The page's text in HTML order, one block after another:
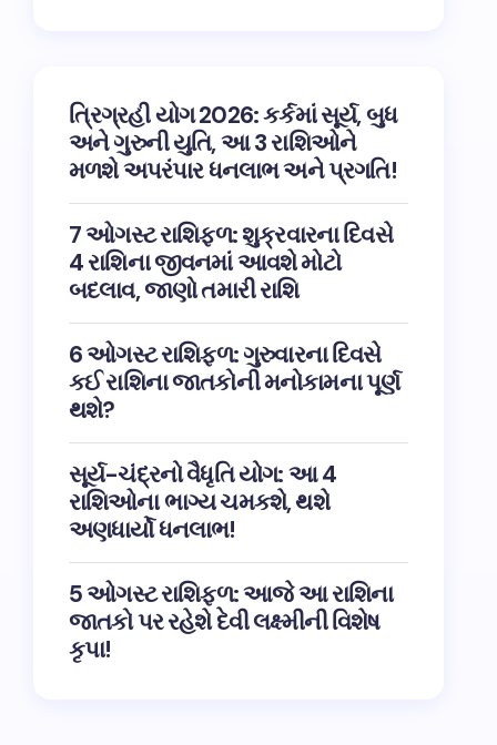
ત્રિગ્રહી યોગ 2026: કર્કમાં સૂર્ય, બુધ
અને ગુરુની યુતિ, આ 3 રાશિઓને
મળશે અપરંપાર ધનલાભ અને પ્રગતિ!
7 ઓગસ્ટ રાશિફળ: શુક્રવારના દિવસે
4 રાશિના જીવનમાં આવશે મોટો
બદલાવ, જાણો તમારી રાશિ
6 ઓગસ્ટ રાશિફળ: ગુરુવારના દિવસે
કઈ રાશિના જાતકોની મનોકામના પૂર્ણ
થશે?
સૂર્ય-ચંદ્રનો વૈધૃતિ યોગ: આ 4
રાશિઓના ભાગ્ય ચમકશે, થશે
અણધાર્યો ધનલાભ!
5 ઓગસ્ટ રાશિફળ: આજે આ રાશિના
જાતકો પર રહેશે દેવી લક્ષ્મીની વિશેષ
કૃપા!